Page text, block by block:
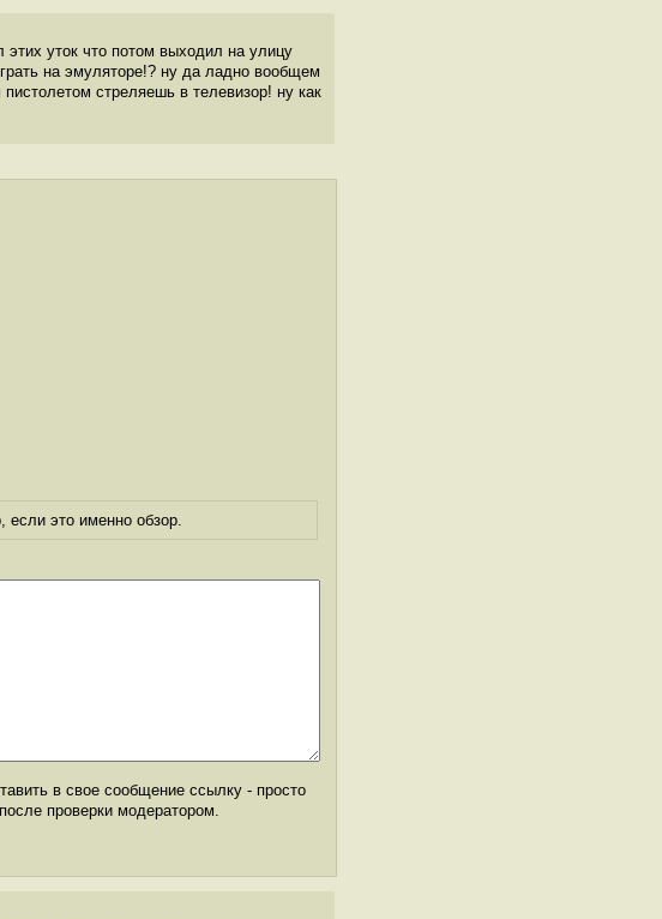
этих уток что потом выходил на улицу
на эмуляторе!? ну да ладно вообщем
стреляешь в телевизор! ну как
если это именно обзор.
в свое сообщение ссылку - просто
проверки модератором.